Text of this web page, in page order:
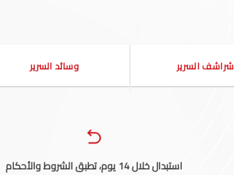
شراشف السرير وسائد السرير
استبدال خلال 14 يوم، تطبق الشروط والأحكام